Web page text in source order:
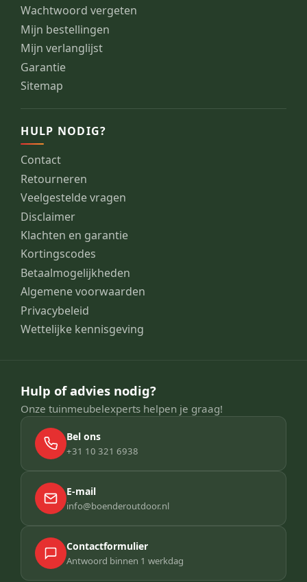
Wachtwoord vergeten
Mijn bestellingen
Mijn verlanglijst
Garantie
Sitemap
HULP NODIG?
Contact
Retourneren
Veelgestelde vragen
Disclaimer
Klachten en garantie
Kortingscodes
Betaalmogelijkheden
Algemene voorwaarden
Privacybeleid
Wettelijke kennisgeving
Hulp of advies nodig?
Onze tuinmeubelexperts helpen je graag!
Bel ons
+31 10 321 6938
E-mail
info@boenderoutdoor.nl
Contactformulier
Antwoord binnen 1 werkdag